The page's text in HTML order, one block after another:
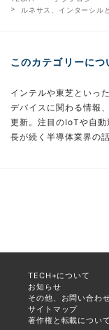
ルネサス、インターシル
このカテゴリーにつ
インテルや東芝といっ
デバイスに関わる情報
更新。注目のIoTや自
長が続く半導体業界の
TECH+について
お知らせ
その他、お問い合わ
サイトマップ
著作権と転載について